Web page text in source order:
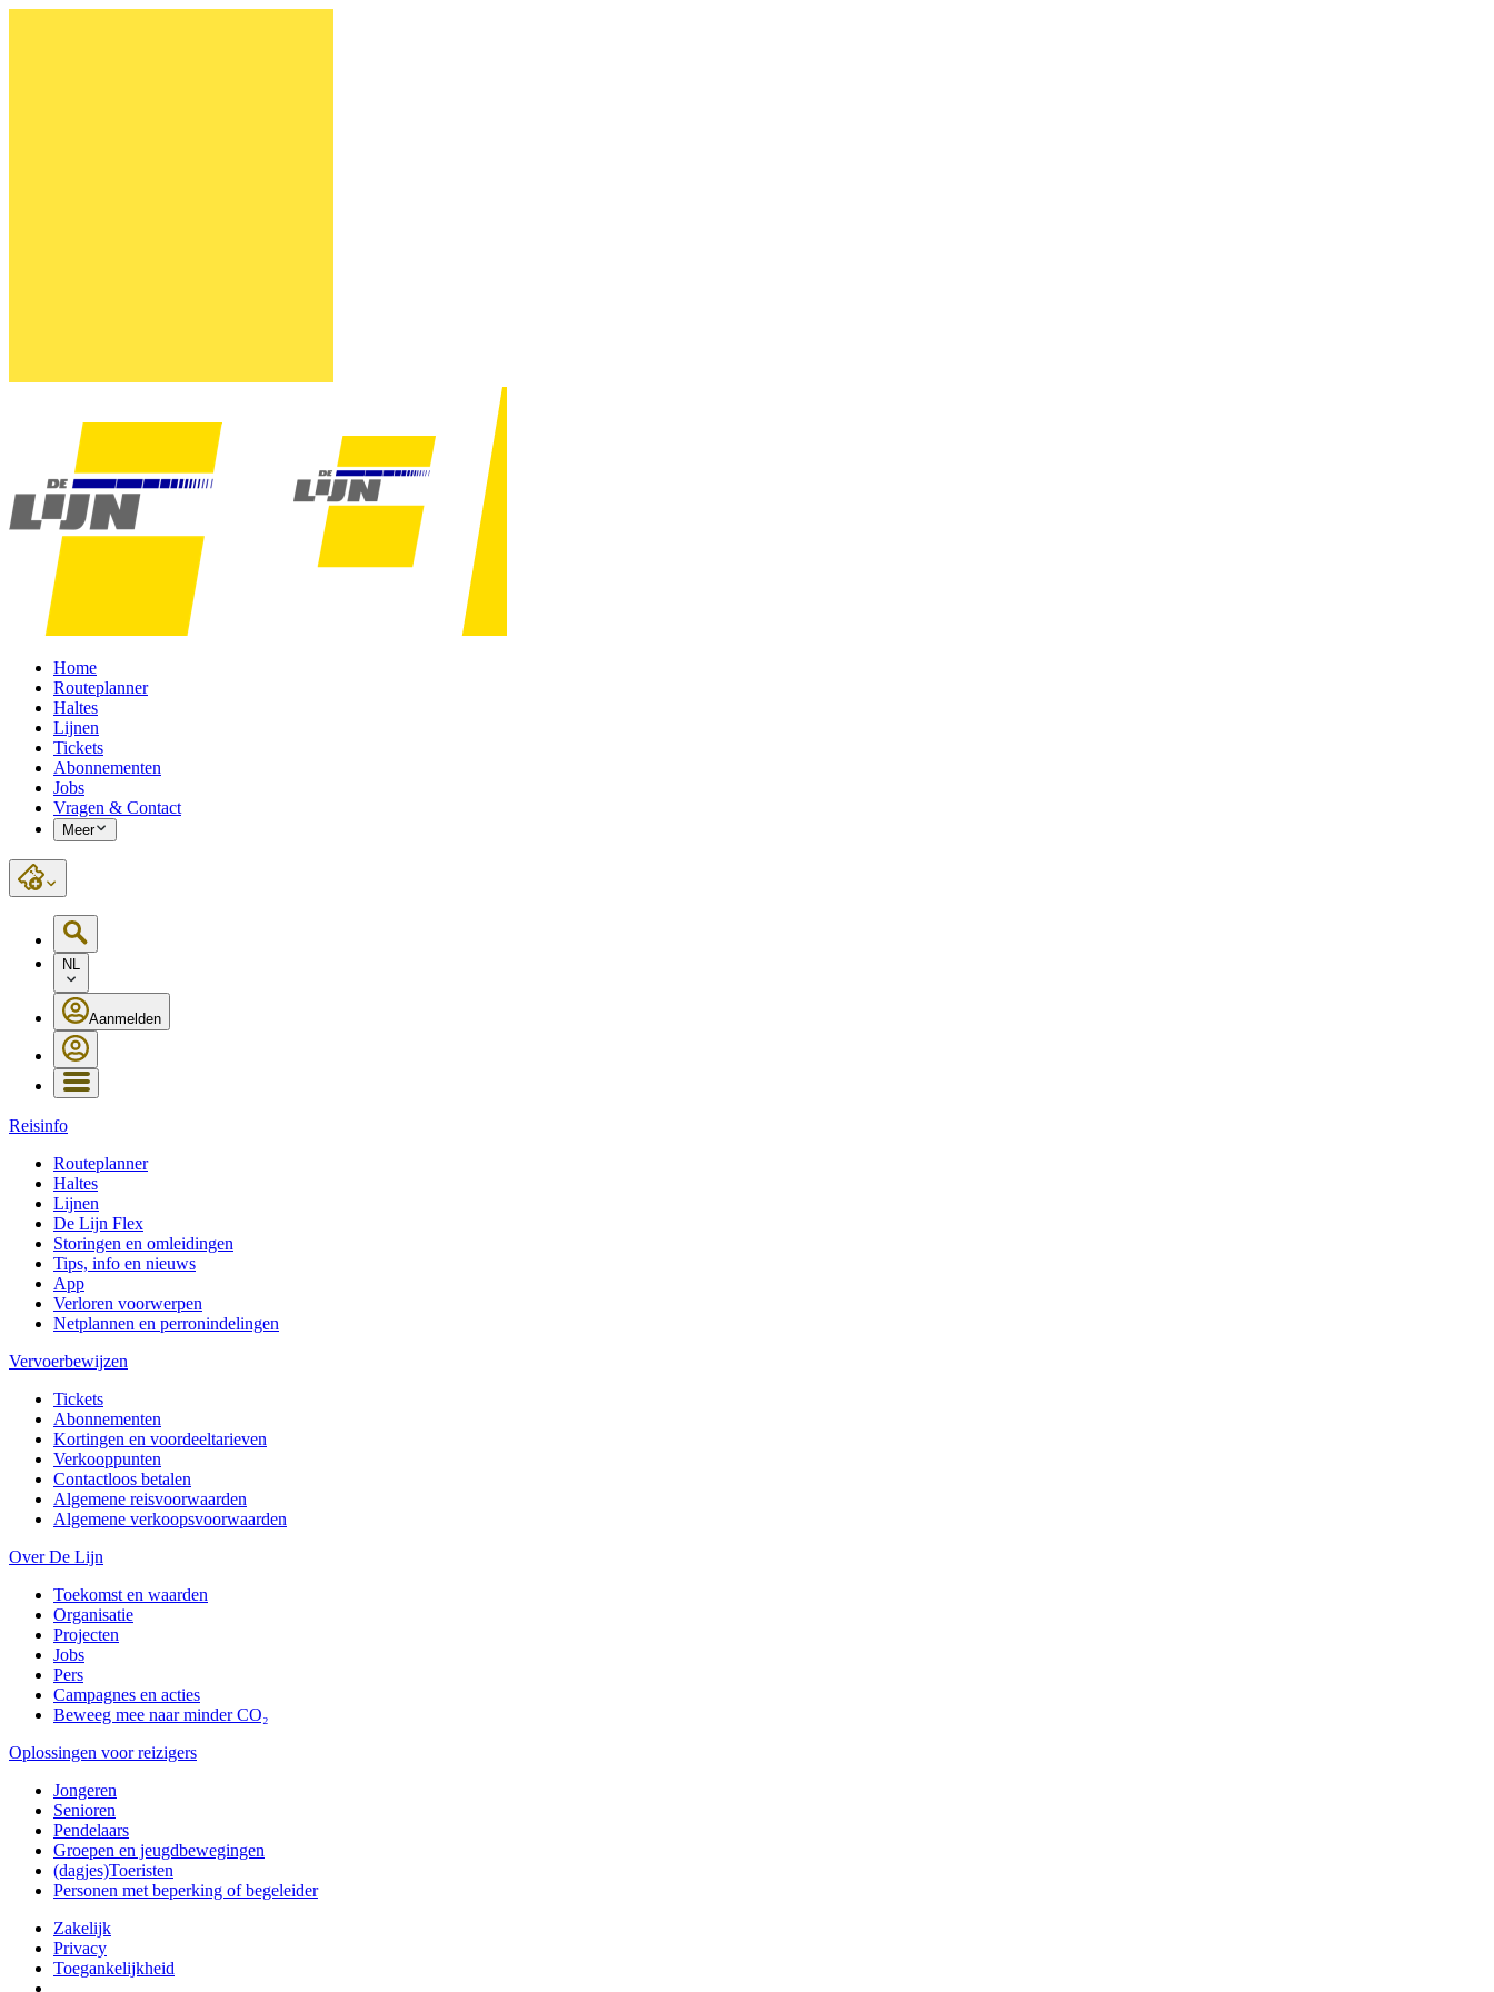
Home
Routeplanner
Haltes
Lijnen
Tickets
Abonnementen
Jobs
Vragen & Contact
Meer
NL
Aanmelden
Reisinfo
Routeplanner
Haltes
Lijnen
De Lijn Flex
Storingen en omleidingen
Tips, info en nieuws
App
Verloren voorwerpen
Netplannen en perronindelingen
Vervoerbewijzen
Tickets
Abonnementen
Kortingen en voordeeltarieven
Verkooppunten
Contactloos betalen
Algemene reisvoorwaarden
Algemene verkoopsvoorwaarden
Over De Lijn
Toekomst en waarden
Organisatie
Projecten
Jobs
Pers
Campagnes en acties
Beweeg mee naar minder CO₂
Oplossingen voor reizigers
Jongeren
Senioren
Pendelaars
Groepen en jeugdbewegingen
(dagjes)Toeristen
Personen met beperking of begeleider
Zakelijk
Privacy
Toegankelijkheid